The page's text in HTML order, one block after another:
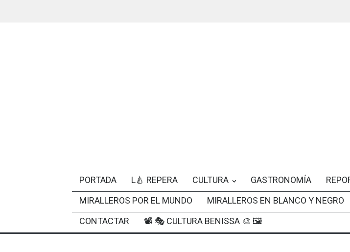
PORTADA L🍐 REPERA CULTURA GASTRONOMÍA
MIRALLEROS POR EL MUNDO
MIRALLEROS EN BLANCO Y NEGRO
CONTACTAR
📽 🎭 CULTURA BENISSA 🎨 🖼